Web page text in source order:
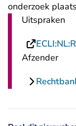
onderzoek
Uitspraken
Afzender